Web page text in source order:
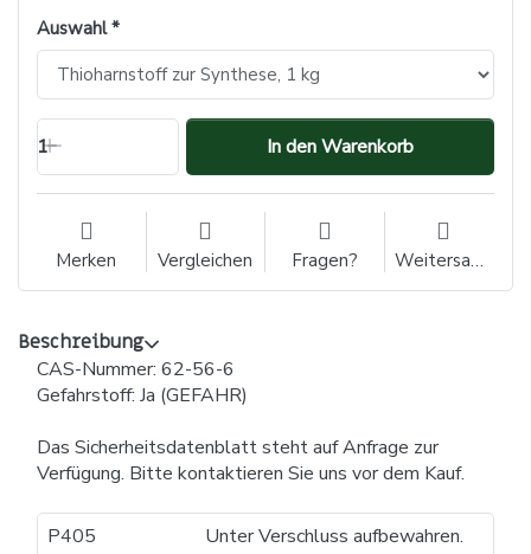
Auswahl
1 In den Warenkorb
Merken Vergleichen Fragen? Weitersagen
Beschreibung
CAS-Nummer: 62-56-6
Gefahrstoff: Ja (GEFAHR)
Das Sicherheitsdatenblatt steht auf Anfrage zur
Verfügung. Bitte kontaktieren Sie uns vor dem Kauf.
P405
Unter Verschluss aufbewahren.